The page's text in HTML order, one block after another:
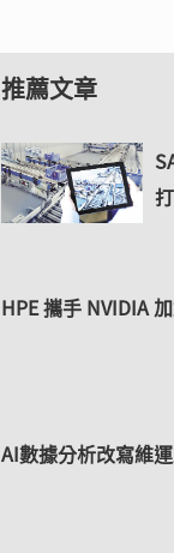
推薦文章
HPE 攜手 NVIDIA
AI數據分析改寫維